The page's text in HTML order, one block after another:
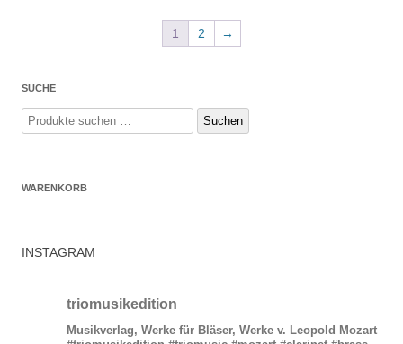
1 2 →
SUCHE
Suchen
nach:
Suchen
WARENKORB
INSTAGRAM
triomusikedition
Musikverlag, Werke für Bläser, Werke v. Leopold Mozart